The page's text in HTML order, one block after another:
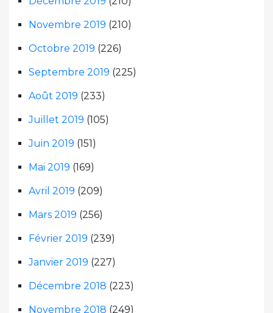
Novembre 2019 (210)
Octobre 2019 (226)
Septembre 2019 (225)
Août 2019 (233)
Juillet 2019 (105)
Juin 2019 (151)
Mai 2019 (169)
Avril 2019 (209)
Mars 2019 (256)
Février 2019 (239)
Janvier 2019 (227)
Décembre 2018 (223)
Novembre 2018 (249)